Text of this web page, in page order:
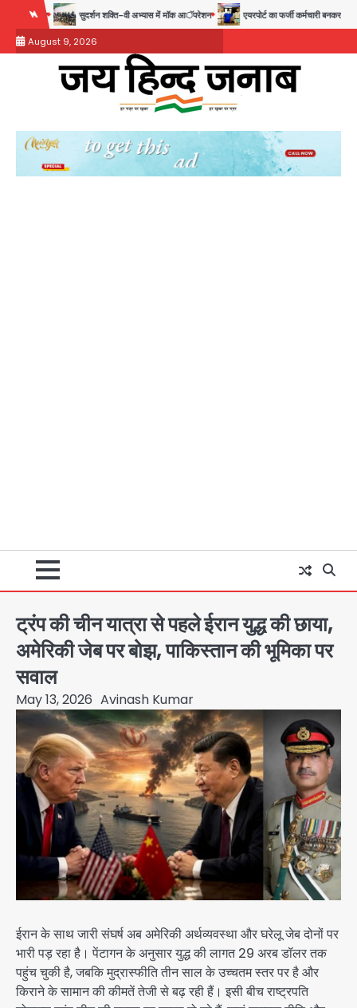
content
सुदर्शन शक्ति-वी अभ्यास में मॉक आॅपरेशन एयरपोर्ट का फर्जी कर्मचारी बनकर 3 लाख उड़ाए, अब पहुंचा
August 9, 2026
ट्रंप की चीन यात्रा से पहले ईरान युद्ध की छाया,
अमेरिकी जेब पर बोझ, पाकिस्तान की भूमिका पर
सवाल
May 13, 2026 Avinash Kumar
ईरान के साथ जारी संघर्ष अब अमेरिकी अर्थव्यवस्था और घरेलू जेब दोनों पर
भारी पड़ रहा है। पेंटागन के अनुसार युद्ध की लागत 29 अरब डॉलर तक
पहुंच चुकी है, जबकि मुद्रास्फीति तीन साल के उच्चतम स्तर पर है और
किराने के सामान की कीमतें तेजी से बढ़ रही हैं। इसी बीच राष्ट्रपति